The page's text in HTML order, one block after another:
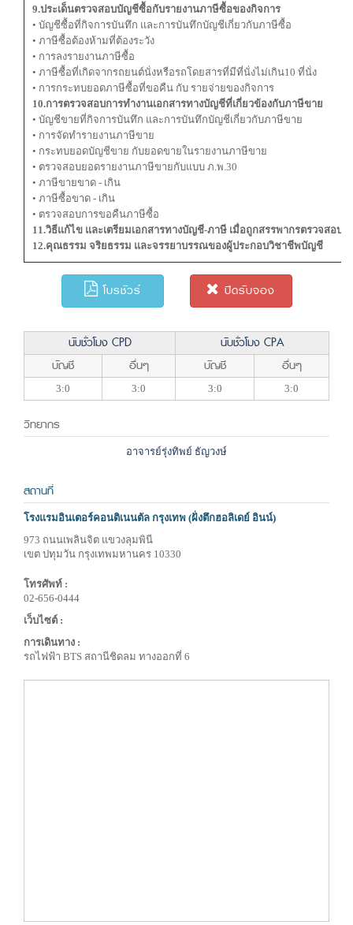
9.ประเด็นตรวจสอบบัญชีซื้อกับรายงานภาษีซื้อของกิจการ
• บัญชีซื้อที่กิจการบันทึก และการบันทึกบัญชีเกี่ยวกับภาษีซื้อ
• ภาษีซื้อต้องห้ามที่ต้องระวัง
• การลงรายงานภาษีซื้อ
• ภาษีซื้อที่เกิดจากรถยนต์นั่งหรือรถโดยสารที่มีที่นั่งไม่เกิน10 ที่นั่ง
• การกระทบยอดภาษีซื้อที่ขอคืน กับ รายจ่ายของกิจการ
10.การตรวจสอบการทำงานเอกสารทางบัญชีที่เกี่ยวข้องกับภาษีขาย
• บัญชีขายที่กิจการบันทึก และการบันทึกบัญชีเกี่ยวกับภาษีขาย
• การจัดทำรายงานภาษีขาย
• กระทบยอดบัญชีขาย กับยอดขายในรายงานภาษีขาย
• ตรวจสอบยอดรายงานภาษีขายกับแบบ ภ.พ.30
• ภาษีขายขาด - เกิน
• ภาษีซื้อขาด - เกิน
• ตรวจสอบการขอคืนภาษีซื้อ
11.วิธีแก้ไข และเตรียมเอกสารทางบัญชี-ภาษี เมื่อถูกสรรพากรตรวจสอบ
12.คุณธรรม จริยธรรม และจรรยาบรรณของผู้ประกอบวิชาชีพบัญชี
โบรชัวร์ ปิดรับจอง
นับชั่วโมง CPD
นับชั่วโมง CPA
บัญชี
อื่นๆ บัญชี อื่นๆ
3:0 3:0 3:0 3:0
วิทยากร
อาจารย์รุ่งทิพย์ ธัญวงษ์
สถานที่
โรงแรมอินเตอร์คอนติเนนตัล กรุงเทพ (ฝั่งตึกฮอลิเดย์ อินน์)
973 ถนนเพลินจิต แขวงลุมพินี
เขต ปทุมวัน กรุงเทพมหานคร 10330
โทรศัพท์ :
02-656-0444
เว็บไซต์ :
การเดินทาง :
รถไฟฟ้า BTS สถานีชิดลม ทางออกที่ 6